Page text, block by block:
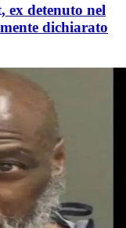
ex detenuto nel
dichiarato